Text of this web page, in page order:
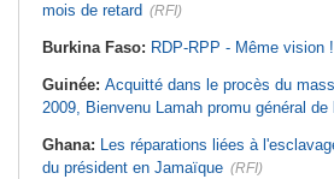
mois de retard (RFI)
Burkina Faso: RDP-RPP - Même vision !
Guinée: Acquitté dans le procès du
2009, Bienvenu Lamah promu général de
Ghana: Les réparations liées à
du président en Jamaïque (RFI)